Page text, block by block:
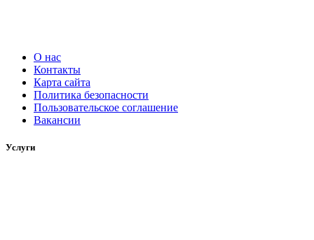
О нас
Контакты
Карта сайта
Политика безопасности
Пользовательское соглашение
Вакансии
Услуги